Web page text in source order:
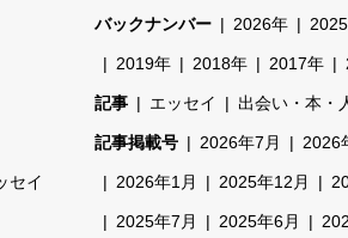
セイ
バックナンバー 2026年
2019年 2018年 2017年
記事 エッセイ 出会い・本・
記事掲載号 2026年7月 2026
2026年1月 2025年12月
2025年7月 2025年6月